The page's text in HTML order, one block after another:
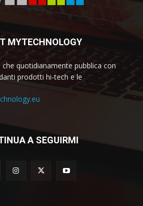
MYTECHNOLOGY
quotidianamente pubblica con
prodotti hi-tech e le
A SEGUIRMI